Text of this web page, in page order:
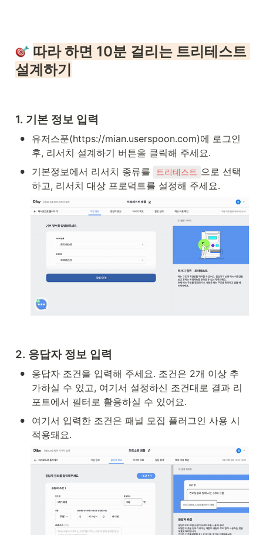
따라 하면 10분 걸리는 트리테스트
설계하기
1. 기본 정보 입력
•
유저스푼(https://mian.userspoon.com)에 로그인
후, 리서치 설계하기 버튼을 클릭해 주세요.
• 기본정보에서 리서치 종류를 트리테스트 으로 선택
하고, 리서치 대상 프로덕트를 설정해 주세요.
2. 응답자 정보 입력
•
응답자 조건을 입력해 주세요. 조건은 2개 이상 추
가하실 수 있고, 여기서 설정하신 조건대로 결과 리
포트에서 필터로 활용하실 수 있어요.
•
여기서 입력한 조건은 패널 모집 플러그인 사용 시
적용돼요.